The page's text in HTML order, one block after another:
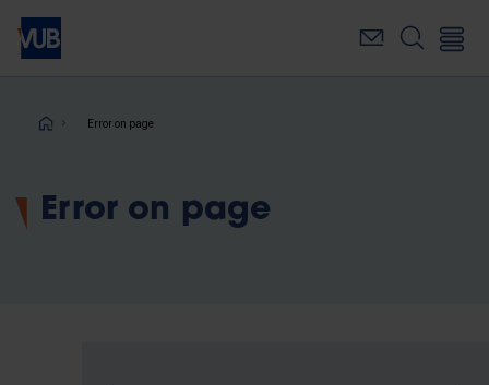
Skip
main
Breadcrumb
Error on page
Error on page